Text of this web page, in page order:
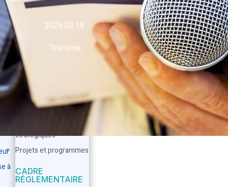
à
au PIB.
STATISTIQUES
État des lieux de
l’artisanat en Tunisie
Statistiques sur la
production artisanale,
l’emploi et les
exportations
stratégiques
Projets et programmes
CADRE
RÉGLEMENTAIRE
2026.03.18
Tourisme